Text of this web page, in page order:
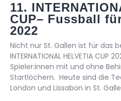
11.
CUP– Fussball
2022
Nicht nur St. Gallen ist für das
INTERNATIONAL HELVETIA CUP
Spieler:innen mit und ohne
Startlöchern. Heute sind die
London und Lissabon in St.